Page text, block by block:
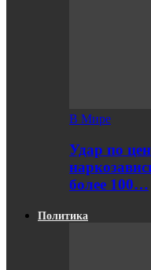
В Мире
Удар по
более 100…
Политика